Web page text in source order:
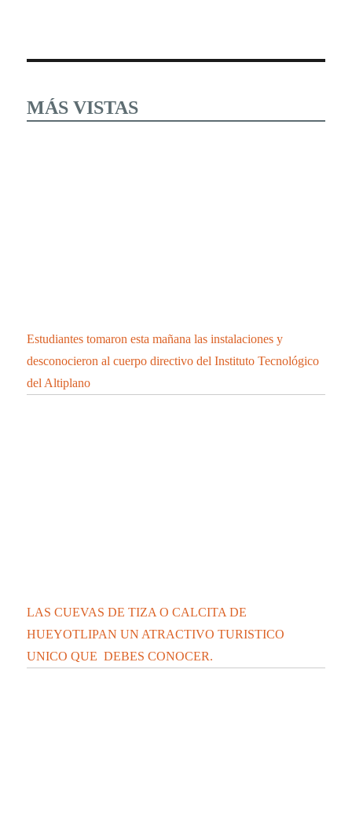
MÁS VISTAS
Estudiantes tomaron esta mañana las instalaciones y
desconocieron al cuerpo directivo del Instituto Tecnológico
del Altiplano
LAS CUEVAS DE TIZA O CALCITA DE
HUEYOTLIPAN UN ATRACTIVO TURISTICO
UNICO QUE DEBES CONOCER.